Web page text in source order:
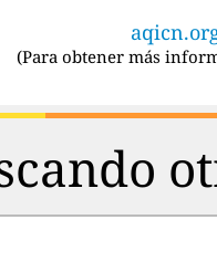
(Para obtener más